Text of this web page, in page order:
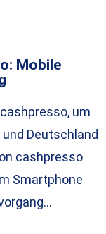
Mobile
um
Deutschland
cashpresso
Smartphone